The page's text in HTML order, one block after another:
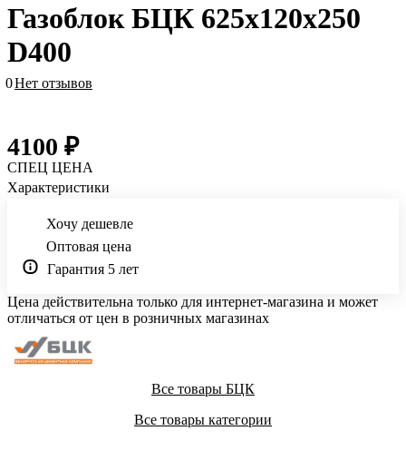
Газоблок БЦК 625х120х250
D400
0Нет отзывов
4100 ₽
СПЕЦ ЦЕНА
Характеристики
Хочу дешевле
Оптовая цена
Гарантия 5 лет
Цена действительна только для интернет-магазина и может
отличаться от цен в розничных магазинах
Все товары БЦК
Все товары категории